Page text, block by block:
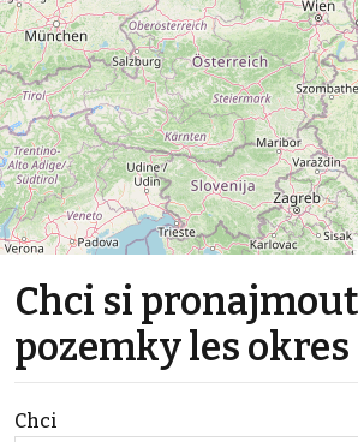
Chci si pronajmout
pozemky les
Chci